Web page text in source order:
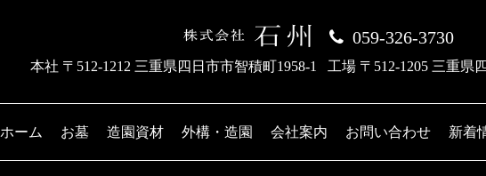
059-326-3730
本社 〒512-1212 三重県四日市市智積町1958-1 工場 〒512-1205 三重県
ホーム お墓 造園資材 外構・造園 会社案内 お問い合わせ 新着